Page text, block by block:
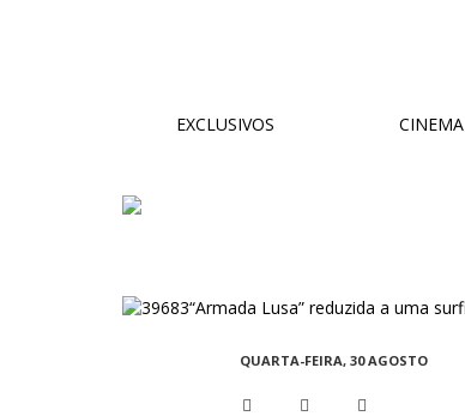
EXCLUSIVOS CINEMA
QUARTA-FEIRA, 30 AGOSTO